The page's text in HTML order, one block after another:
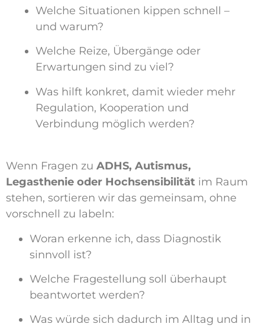
Welche Situationen kippen schnell –
und warum?
Welche Reize, Übergänge oder
Erwartungen sind zu viel?
Was hilft konkret, damit wieder mehr
Regulation, Kooperation und
Verbindung möglich werden?
Wenn Fragen zu ADHS, Autismus,
Legasthenie oder Hochsensibilität im Raum
stehen, sortieren wir das gemeinsam, ohne
vorschnell zu labeln:
Woran erkenne ich, dass Diagnostik
sinnvoll ist?
Welche Fragestellung soll überhaupt
beantwortet werden?
Was würde sich dadurch im Alltag und in